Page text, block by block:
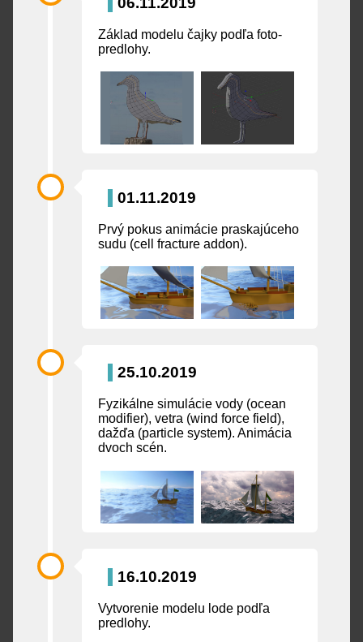
Základ modelu čajky podľa foto-
predlohy.
01.11.2019
Prvý pokus animácie praskajúceho
sudu (cell fracture addon).
25.10.2019
Fyzikálne simulácie vody (ocean
modifier), vetra (wind force field),
dažďa (particle system). Animácia
dvoch scén.
16.10.2019
Vytvorenie modelu lode podľa
predlohy.